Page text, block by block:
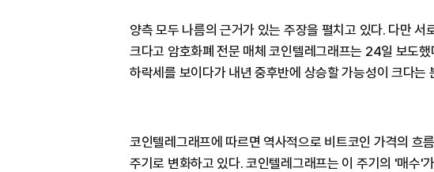
양측 모두 나름의 근거가 있는 주장을 펼치고 있다. 다만 서
크다고 암호화폐 전문 매체 코인텔레그래프는 24일 보도
하락세를 보이다가 내년 중후반에 상승할 가능성이 크다는
코인텔레그래프에 따르면 역사적으로 비트코인 가격의
주기로 변화하고 있다. 코인텔레그래프는 이 주기의 '매수'